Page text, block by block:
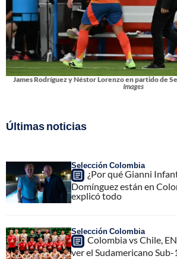
James Rodríguez y Néstor Lorenzo en partido de
Images
Últimas noticias
Selección Colombia
¿Por qué Gianni
Domínguez están en
explicó todo
Selección Colombia
Colombia vs Chile,
ver el Sudamericano